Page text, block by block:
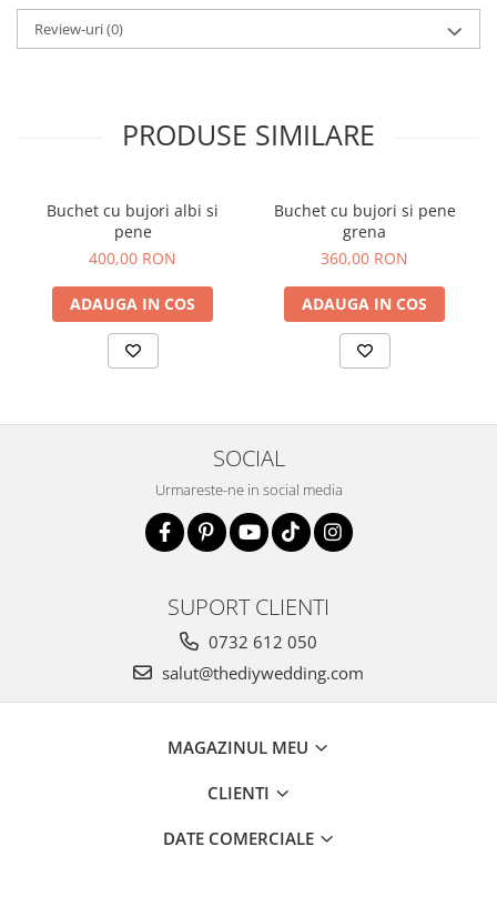
Review-uri(0)
PRODUSE SIMILARE
Buchet cu bujori albi si
pene
400,00 RON
ADAUGA IN COS
Buchet cu bujori si pene
grena
360,00 RON
ADAUGA IN COS
SOCIAL
Urmareste-ne in social media
SUPORT CLIENTI
0732 612 050
salut@thediywedding.com
MAGAZINUL MEU
CLIENTI
DATE COMERCIALE